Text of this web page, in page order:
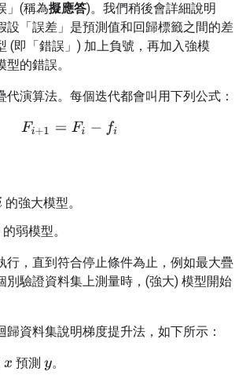
」(稱為擬應答)。我們稍後會詳細說明
設「誤差」是預測值和回歸標籤之間的差
(即「錯誤」) 加上負號，再加入強模
的錯誤。
代演算法。每個迭代都會叫用下列公式：
F +1 =Fi− f
的強大模型。
的弱模型。
行，直到符合停止條件為止，例如最大疊
別驗證資料集上測量時，(強大) 模型開始
歸資料集說明梯度提升法，如下所示：
x 預測y。